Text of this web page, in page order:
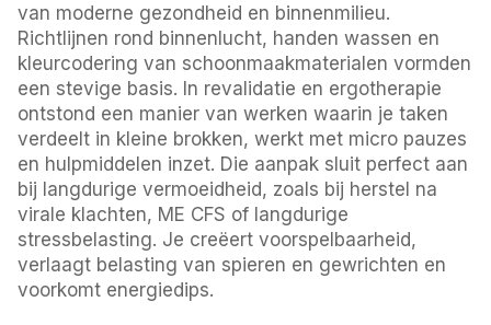
van moderne gezondheid en binnenmilieu.
Richtlijnen rond binnenlucht, handen wassen en
kleurcodering van schoonmaakmaterialen vormden
een stevige basis. In revalidatie en ergotherapie
ontstond een manier van werken waarin je taken
verdeelt in kleine brokken, werkt met micro pauzes
en hulpmiddelen inzet. Die aanpak sluit perfect aan
bij langdurige vermoeidheid, zoals bij herstel na
virale klachten, ME CFS of langdurige
stressbelasting. Je creëert voorspelbaarheid,
verlaagt belasting van spieren en gewrichten en
voorkomt energiedips.